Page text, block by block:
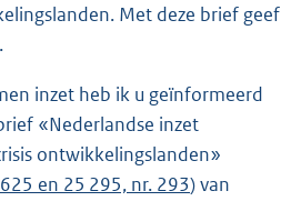
Met deze brief geef
inzet heb ik u geïnformeerd
«Nederlandse inzet
ontwikkelingslanden»
en 25 295, nr. 293) van